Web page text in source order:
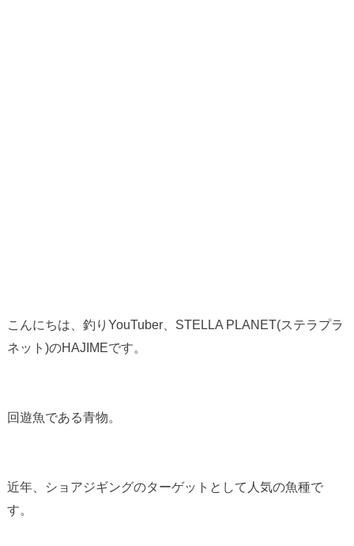
こんにちは、釣りYouTuber、STELLA PLANET(ステラプラ
ネット)のHAJIMEです。
回遊魚である青物。
近年、ショアジギングのターゲットとして人気の魚種で
す。